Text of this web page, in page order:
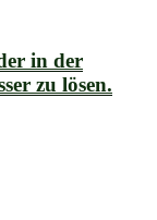
in der
zu lösen.